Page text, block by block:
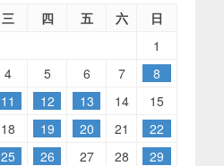
三 四 五 六
日
1
4 5 6 7
8
11 12 13 14
15
18 19 20 21
22
25 26 27 28
29